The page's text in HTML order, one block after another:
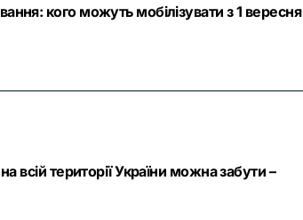
кого можуть мобілізувати з 1 вересня
всій території України можна забути –